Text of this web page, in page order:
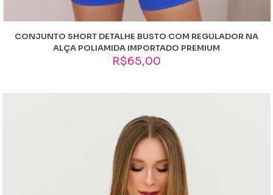
CONJUNTO SHORT DETALHE BUSTO COM REGULADOR NA
ALÇA POLIAMIDA IMPORTADO PREMIUM
R$65,00